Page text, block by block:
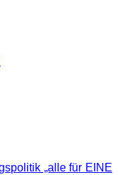
„alle für EINE